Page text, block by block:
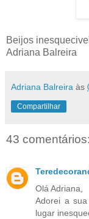
Beijos
Adriana Balreira
Adriana Balreira às
Compartilhar
43 comentários:
Olá Adriana,
Adorei a
lugar